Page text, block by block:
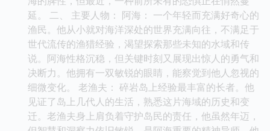
延。 二、 主要人物： 阿海： 一个年轻而充满好奇心的
渔民。他从小就对海洋深处的世界充满向往，不满足于
世代流传的渔猎经验，渴望探索那些未知的水域和传
说。阿海性格沉稳，但关键时刻又展现出惊人的勇气和
决断力。他拥有一双敏锐的眼睛，能察觉到他人忽视的
细微变化。 老渔夫： 碎岩岛上经验最丰富的长者。他
见证了岛上几代人的生活，熟悉这片海域的历史和变
迁。老渔夫身上肩负着守护岛民的责任，他虽然年迈，